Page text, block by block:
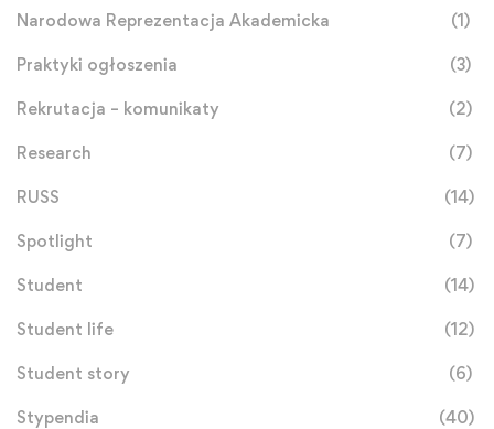
Narodowa Reprezentacja Akademicka (1)
Praktyki ogłoszenia (3)
Rekrutacja – komunikaty (2)
Research (7)
RUSS (14)
Spotlight (7)
Student (14)
Student life (12)
Student story (6)
Stypendia (40)